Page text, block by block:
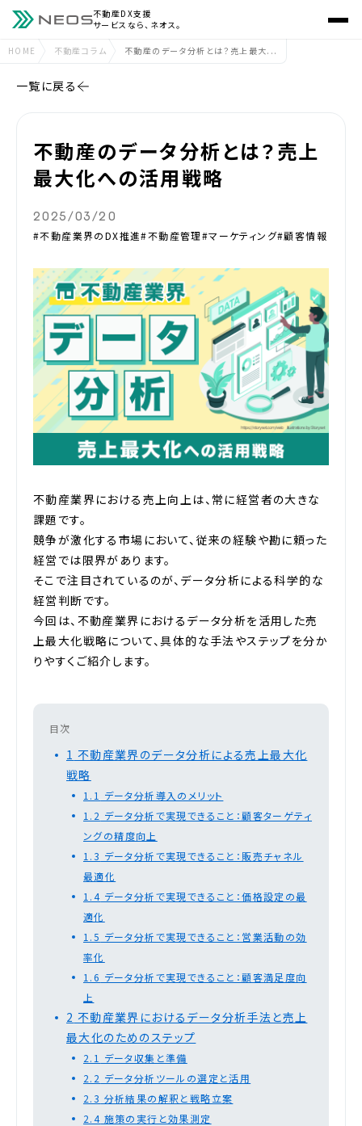
不動産DX支援
サービスなら、ネオス。
HOME 不動産コラム 不動産のデータ分析とは？売上最大...
一覧に戻る
不動産のデータ分析とは？売上
最大化への活用戦略
2025/03/20
#不動産業界のDX推進#不動産管理#マーケティング#顧客情報
不動産業界における売上向上は、常に経営者の大きな
課題です。
競争が激化する市場において、従来の経験や勘に頼った
経営では限界があります。
そこで注目されているのが、データ分析による科学的な
経営判断です。
今回は、不動産業界におけるデータ分析を活用した売
上最大化戦略について、具体的な手法やステップを分か
りやすくご紹介します。
目次
1 不動産業界のデータ分析による売上最大化
戦略
1.1 データ分析導入のメリット
1.2 データ分析で実現できること：顧客ターゲティ
ングの精度向上
1.3 データ分析で実現できること：販売チャネル
最適化
1.4 データ分析で実現できること：価格設定の最
適化
1.5 データ分析で実現できること：営業活動の効
率化
1.6 データ分析で実現できること：顧客満足度向
上
2 不動産業界におけるデータ分析手法と売上
最大化のためのステップ
2.1 データ収集と準備
2.2 データ分析ツールの選定と活用
2.3 分析結果の解釈と戦略立案
2.4 施策の実行と効果測定